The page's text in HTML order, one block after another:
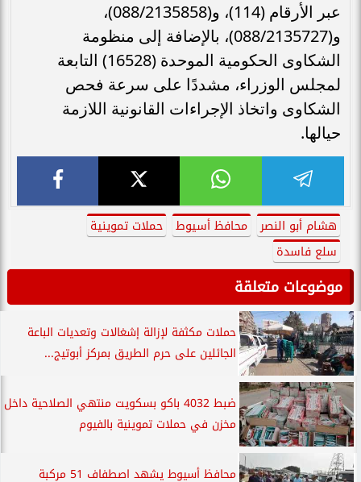
عبر الأرقام (114)، و(088/2135858)،
و(088/2135727)، بالإضافة إلى منظومة
الشكاوى الحكومية الموحدة (16528) التابعة
لمجلس الوزراء، مشددًا على سرعة فحص
الشكاوى واتخاذ الإجراءات القانونية اللازمة
حيالها.
هشام أبو النصر محافظ أسيوط
حملات تموينية
سلع فاسدة
موضوعات متعلقة
حملات مكثفة لإزالة إشغالات وتعديات الباعة
الجائلين على حرم الطريق بمركز أبوتيج...
ضبط 4032 باكو بسكويت منتهي الصلاحية داخل
مخزن في حملات تموينية بالفيوم
محافظ أسيوط يشهد اصطفاف 51 مركبة